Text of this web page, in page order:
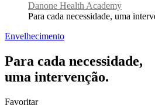
Danone Health Academy
Para cada necessidade, uma
Envelhecimento
Para cada necessidade,
uma intervenção.
Favoritar